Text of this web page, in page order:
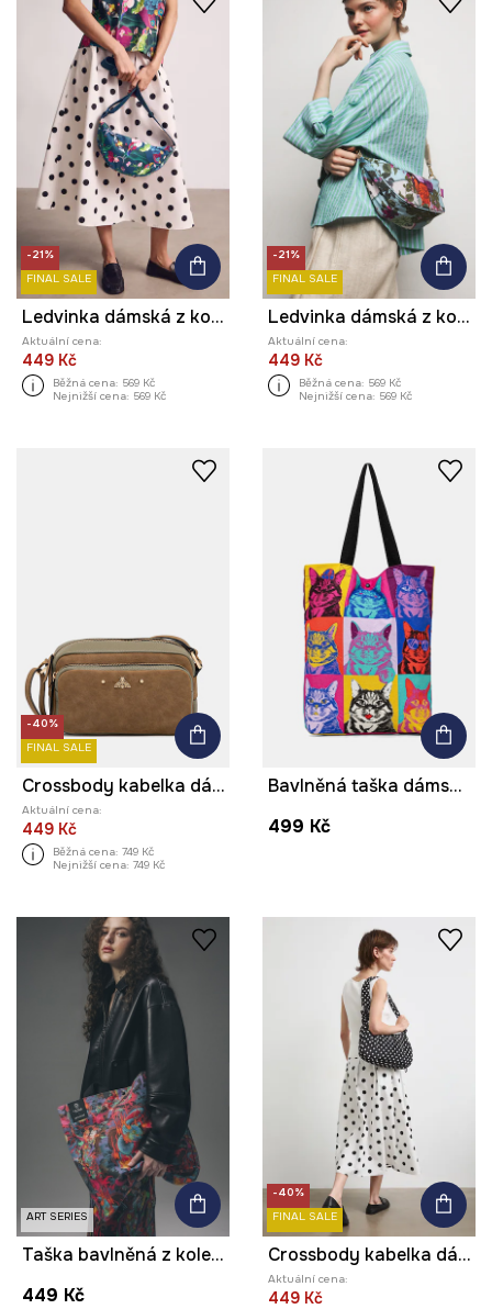
-21%
FINAL SALE
Ledvinka dámská z kolekce Kit Mizeres x Medicine
Aktuální cena:
449 Kč
Běžná cena: 569 Kč
Nejnižší cena: 569 Kč
-21%
FINAL SALE
Ledvinka dámská z kolekce Ilona Tambor x Medicine
Aktuální cena:
449 Kč
Běžná cena: 569 Kč
Nejnižší cena: 569 Kč
-40%
FINAL SALE
Crossbody kabelka dámská z imitace kůže
Aktuální cena:
449 Kč
Běžná cena: 749 Kč
Nejnižší cena: 749 Kč
Bavlněná taška dámská z Kočičí kolekce
499 Kč
ART SERIES
Taška bavlněná z kolekce Tattoo Art by Tuan Nguyen
449 Kč
-40%
FINAL SALE
Crossbody kabelka dámská
Aktuální cena:
449 Kč